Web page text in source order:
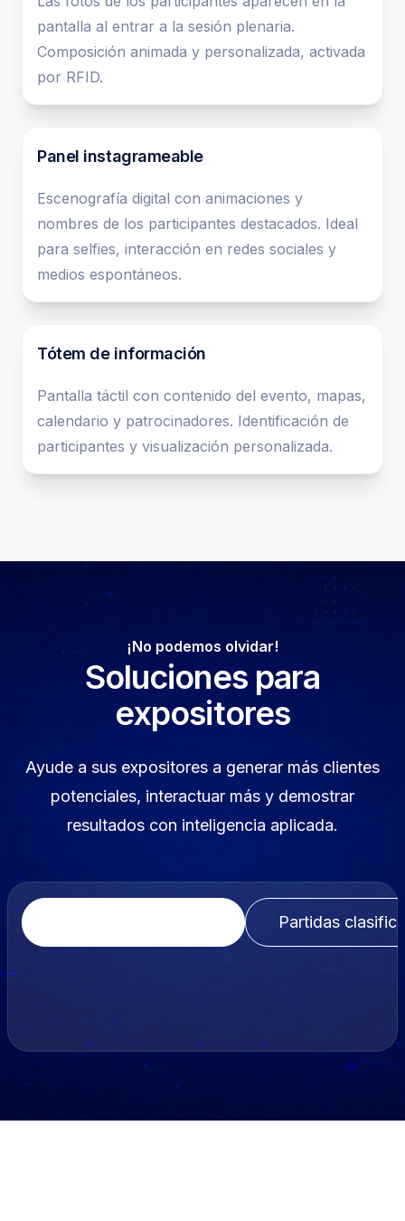
pantalla al entrar a la sesión plenaria.
Composición animada y personalizada, activada
por RFID.
Panel instagrameable
Escenografía digital con animaciones y
nombres de los participantes destacados. Ideal
para selfies, interacción en redes sociales y
medios espontáneos.
Tótem de información
Pantalla táctil con contenido del evento, mapas,
calendario y patrocinadores. Identificación de
participantes y visualización personalizada.
¡No podemos olvidar!
Soluciones para
expositores
Ayude a sus expositores a generar más clientes
potenciales, interactuar más y demostrar
resultados con inteligencia aplicada.
Partidas